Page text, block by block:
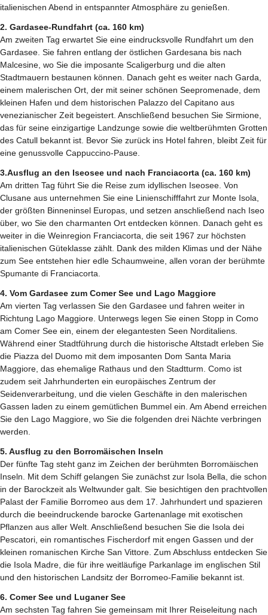
italienischen Abend in entspannter Atmosphäre zu genießen.
2. Gardasee-Rundfahrt (ca. 160 km)
Am zweiten Tag erwartet Sie eine eindrucksvolle Rundfahrt um den
Gardasee. Sie fahren entlang der östlichen Gardesana bis nach
Malcesine, wo Sie die imposante Scaligerburg und die alten
Stadtmauern bestaunen können. Danach geht es weiter nach Garda,
einem malerischen Ort, der mit seiner schönen Seepromenade, dem
kleinen Hafen und dem historischen Palazzo del Capitano aus
venezianischer Zeit begeistert. Anschließend besuchen Sie Sirmione,
das für seine einzigartige Landzunge sowie die weltberühmten Grotten
des Catull bekannt ist. Bevor Sie zurück ins Hotel fahren, bleibt Zeit für
eine genussvolle Cappuccino-Pause.
3.Ausflug an den Iseosee und nach Franciacorta (ca. 160 km)
Am dritten Tag führt Sie die Reise zum idyllischen Iseosee. Von
Clusane aus unternehmen Sie eine Linienschifffahrt zur Monte Isola,
der größten Binneninsel Europas, und setzen anschließend nach Iseo
über, wo Sie den charmanten Ort entdecken können. Danach geht es
weiter in die Weinregion Franciacorta, die seit 1967 zur höchsten
italienischen Güteklasse zählt. Dank des milden Klimas und der Nähe
zum See entstehen hier edle Schaumweine, allen voran der berühmte
Spumante di Franciacorta.
4. Vom Gardasee zum Comer See und Lago Maggiore
Am vierten Tag verlassen Sie den Gardasee und fahren weiter in
Richtung Lago Maggiore. Unterwegs legen Sie einen Stopp in Como
am Comer See ein, einem der elegantesten Seen Norditaliens.
Während einer Stadtführung durch die historische Altstadt erleben Sie
die Piazza del Duomo mit dem imposanten Dom Santa Maria
Maggiore, das ehemalige Rathaus und den Stadtturm. Como ist
zudem seit Jahrhunderten ein europäisches Zentrum der
Seidenverarbeitung, und die vielen Geschäfte in den malerischen
Gassen laden zu einem gemütlichen Bummel ein. Am Abend erreichen
Sie den Lago Maggiore, wo Sie die folgenden drei Nächte verbringen
werden.
5. Ausflug zu den Borromäischen Inseln
Der fünfte Tag steht ganz im Zeichen der berühmten Borromäischen
Inseln. Mit dem Schiff gelangen Sie zunächst zur Isola Bella, die schon
in der Barockzeit als Weltwunder galt. Sie besichtigen den prachtvollen
Palast der Familie Borromeo aus dem 17. Jahrhundert und spazieren
durch die beeindruckende barocke Gartenanlage mit exotischen
Pflanzen aus aller Welt. Anschließend besuchen Sie die Isola dei
Pescatori, ein romantisches Fischerdorf mit engen Gassen und der
kleinen romanischen Kirche San Vittore. Zum Abschluss entdecken Sie
die Isola Madre, die für ihre weitläufige Parkanlage im englischen Stil
und den historischen Landsitz der Borromeo-Familie bekannt ist.
6. Comer See und Luganer See
Am sechsten Tag fahren Sie gemeinsam mit Ihrer Reiseleitung nach